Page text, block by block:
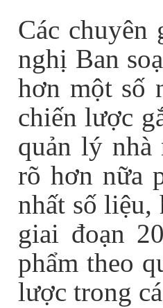
Các chuyên
nghị Ban
hơn một số
chiến lược
quản lý nhà
rõ hơn nữa
nhất số liệu,
giai đoạn
phẩm theo
lược trong